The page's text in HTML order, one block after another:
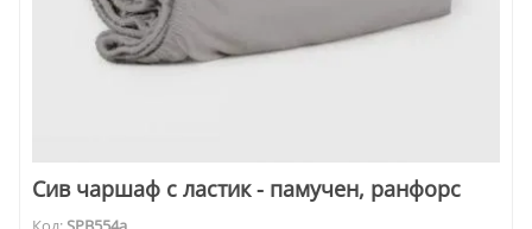
Сив чаршаф с ластик - памучен, ранфорс